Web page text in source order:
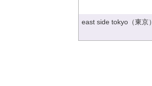
east side tokyo（東京）